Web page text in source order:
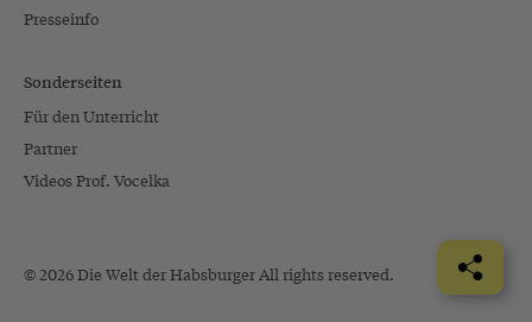
Presseinfo
Sonderseiten
Für den Unterricht
Partner
Videos Prof. Vocelka
© 2026 Die Welt der Habsburger All rights reserved.